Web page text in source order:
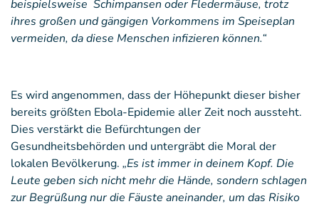
beispielsweise Schimpansen oder Fledermäuse, trotz
ihres großen und gängigen Vorkommens im Speiseplan
vermeiden, da diese Menschen infizieren können.“
Es wird angenommen, dass der Höhepunkt dieser bisher
bereits größten Ebola-Epidemie aller Zeit noch aussteht.
Dies verstärkt die Befürchtungen der
Gesundheitsbehörden und untergräbt die Moral der
lokalen Bevölkerung. „Es ist immer in deinem Kopf. Die
Leute geben sich nicht mehr die Hände, sondern schlagen
zur Begrüßung nur die Fäuste aneinander, um das Risiko